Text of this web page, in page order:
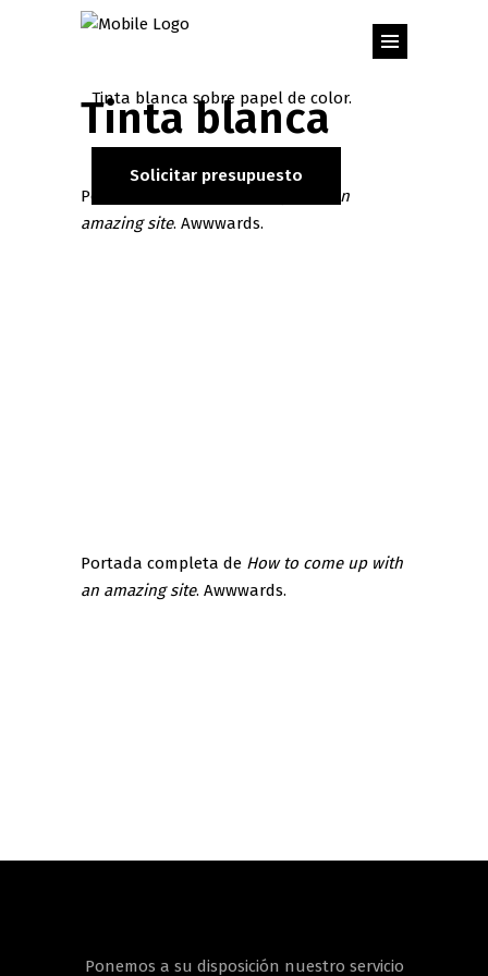
Tinta blanca
Portada de
How to come up with an
amazing site. Awwwards.
Tinta blanca sobre papel de color.
Solicitar presupuesto
Portada completa de How to come up with
an amazing site. Awwwards.
Ponemos a su disposición nuestro servicio